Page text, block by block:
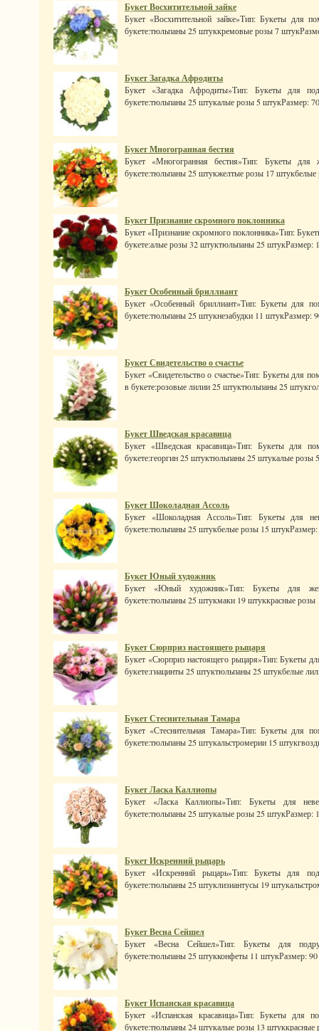
Букет Восхитительной зайке
Букет «Восхитительной зайке»Тип: Букеты для
букете:тюльпаны 25 штуккремовые розы 7
Букет Загадка Афродиты
Букет «Загадка Афродиты»Тип: Букеты для
букете:тюльпаны 25 штукалые розы 5 штукРазмер:
Букет Многогранная бестия
Букет «Многогранная бестия»Тип: Букеты
букете:тюльпаны 25 штукжелтые розы 17
Букет Признание скромного поклонника
Букет «Признание скромного поклонника»Тип:
букете:алые розы 32 штуктюльпаны 25 штукРазмер:
Букет Особенный бриллиант
Букет «Особенный бриллиант»Тип: Букеты для
букете:тюльпаны 25 штукнезабудки 11 штукРазмер:
Букет Свидетельство о счастье
Букет «Свидетельство о счастье»Тип: Букеты для
в букете:розовые лилии 25 штуктюльпаны 25
Букет Шведская красавица
Букет «Шведская красавица»Тип: Букеты для
букете:георгин 25 штуктюльпаны 25 штукалые розы
Букет Шоколадная Ассоль
Букет «Шоколадная Ассоль»Тип: Букеты для
букете:тюльпаны 25 штукбелые розы 15
Букет Юный художник
Букет «Юный художник»Тип: Букеты для
букете:тюльпаны 25 штукмаки 19 штуккрасные
Букет Сюрприз настоящего рыцаря
Букет «Сюрприз настоящего рыцаря»Тип: Букеты
букете:гиацинты 25 штуктюльпаны 25 штукбелые
Букет Стеснительная Тамара
Букет «Стеснительная Тамара»Тип: Букеты для
букете:тюльпаны 25 штукальстромерии 15
Букет Ласка Каллиопы
Букет «Ласка Каллиопы»Тип: Букеты для
букете:тюльпаны 25 штукалые розы 25 штукРазмер:
Букет Искренний рыцарь
Букет «Искренний рыцарь»Тип: Букеты для
букете:тюльпаны 25 штуклизиантусы 19
Букет Весна Сейшел
Букет «Весна Сейшел»Тип: Букеты для
букете:тюльпаны 25 штукконфеты 11 штукРазмер:
Букет Испанская красавица
Букет «Испанская красавица»Тип: Букеты для
букете:тюльпаны 24 штукалые розы 13